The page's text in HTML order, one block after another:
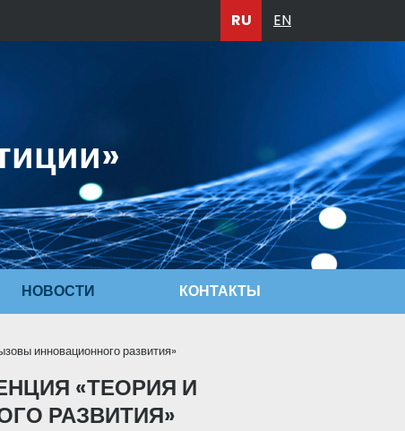
RU EN
НОВОСТИ КОНТАКТЫ
инновационного развития»
«ТЕОРИЯ И
РАЗВИТИЯ»